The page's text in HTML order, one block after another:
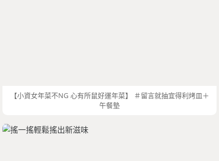
【小資女年菜不NG 心有所鼠好運年菜】 ＃留言就抽宜得利烤皿＋
午餐墊